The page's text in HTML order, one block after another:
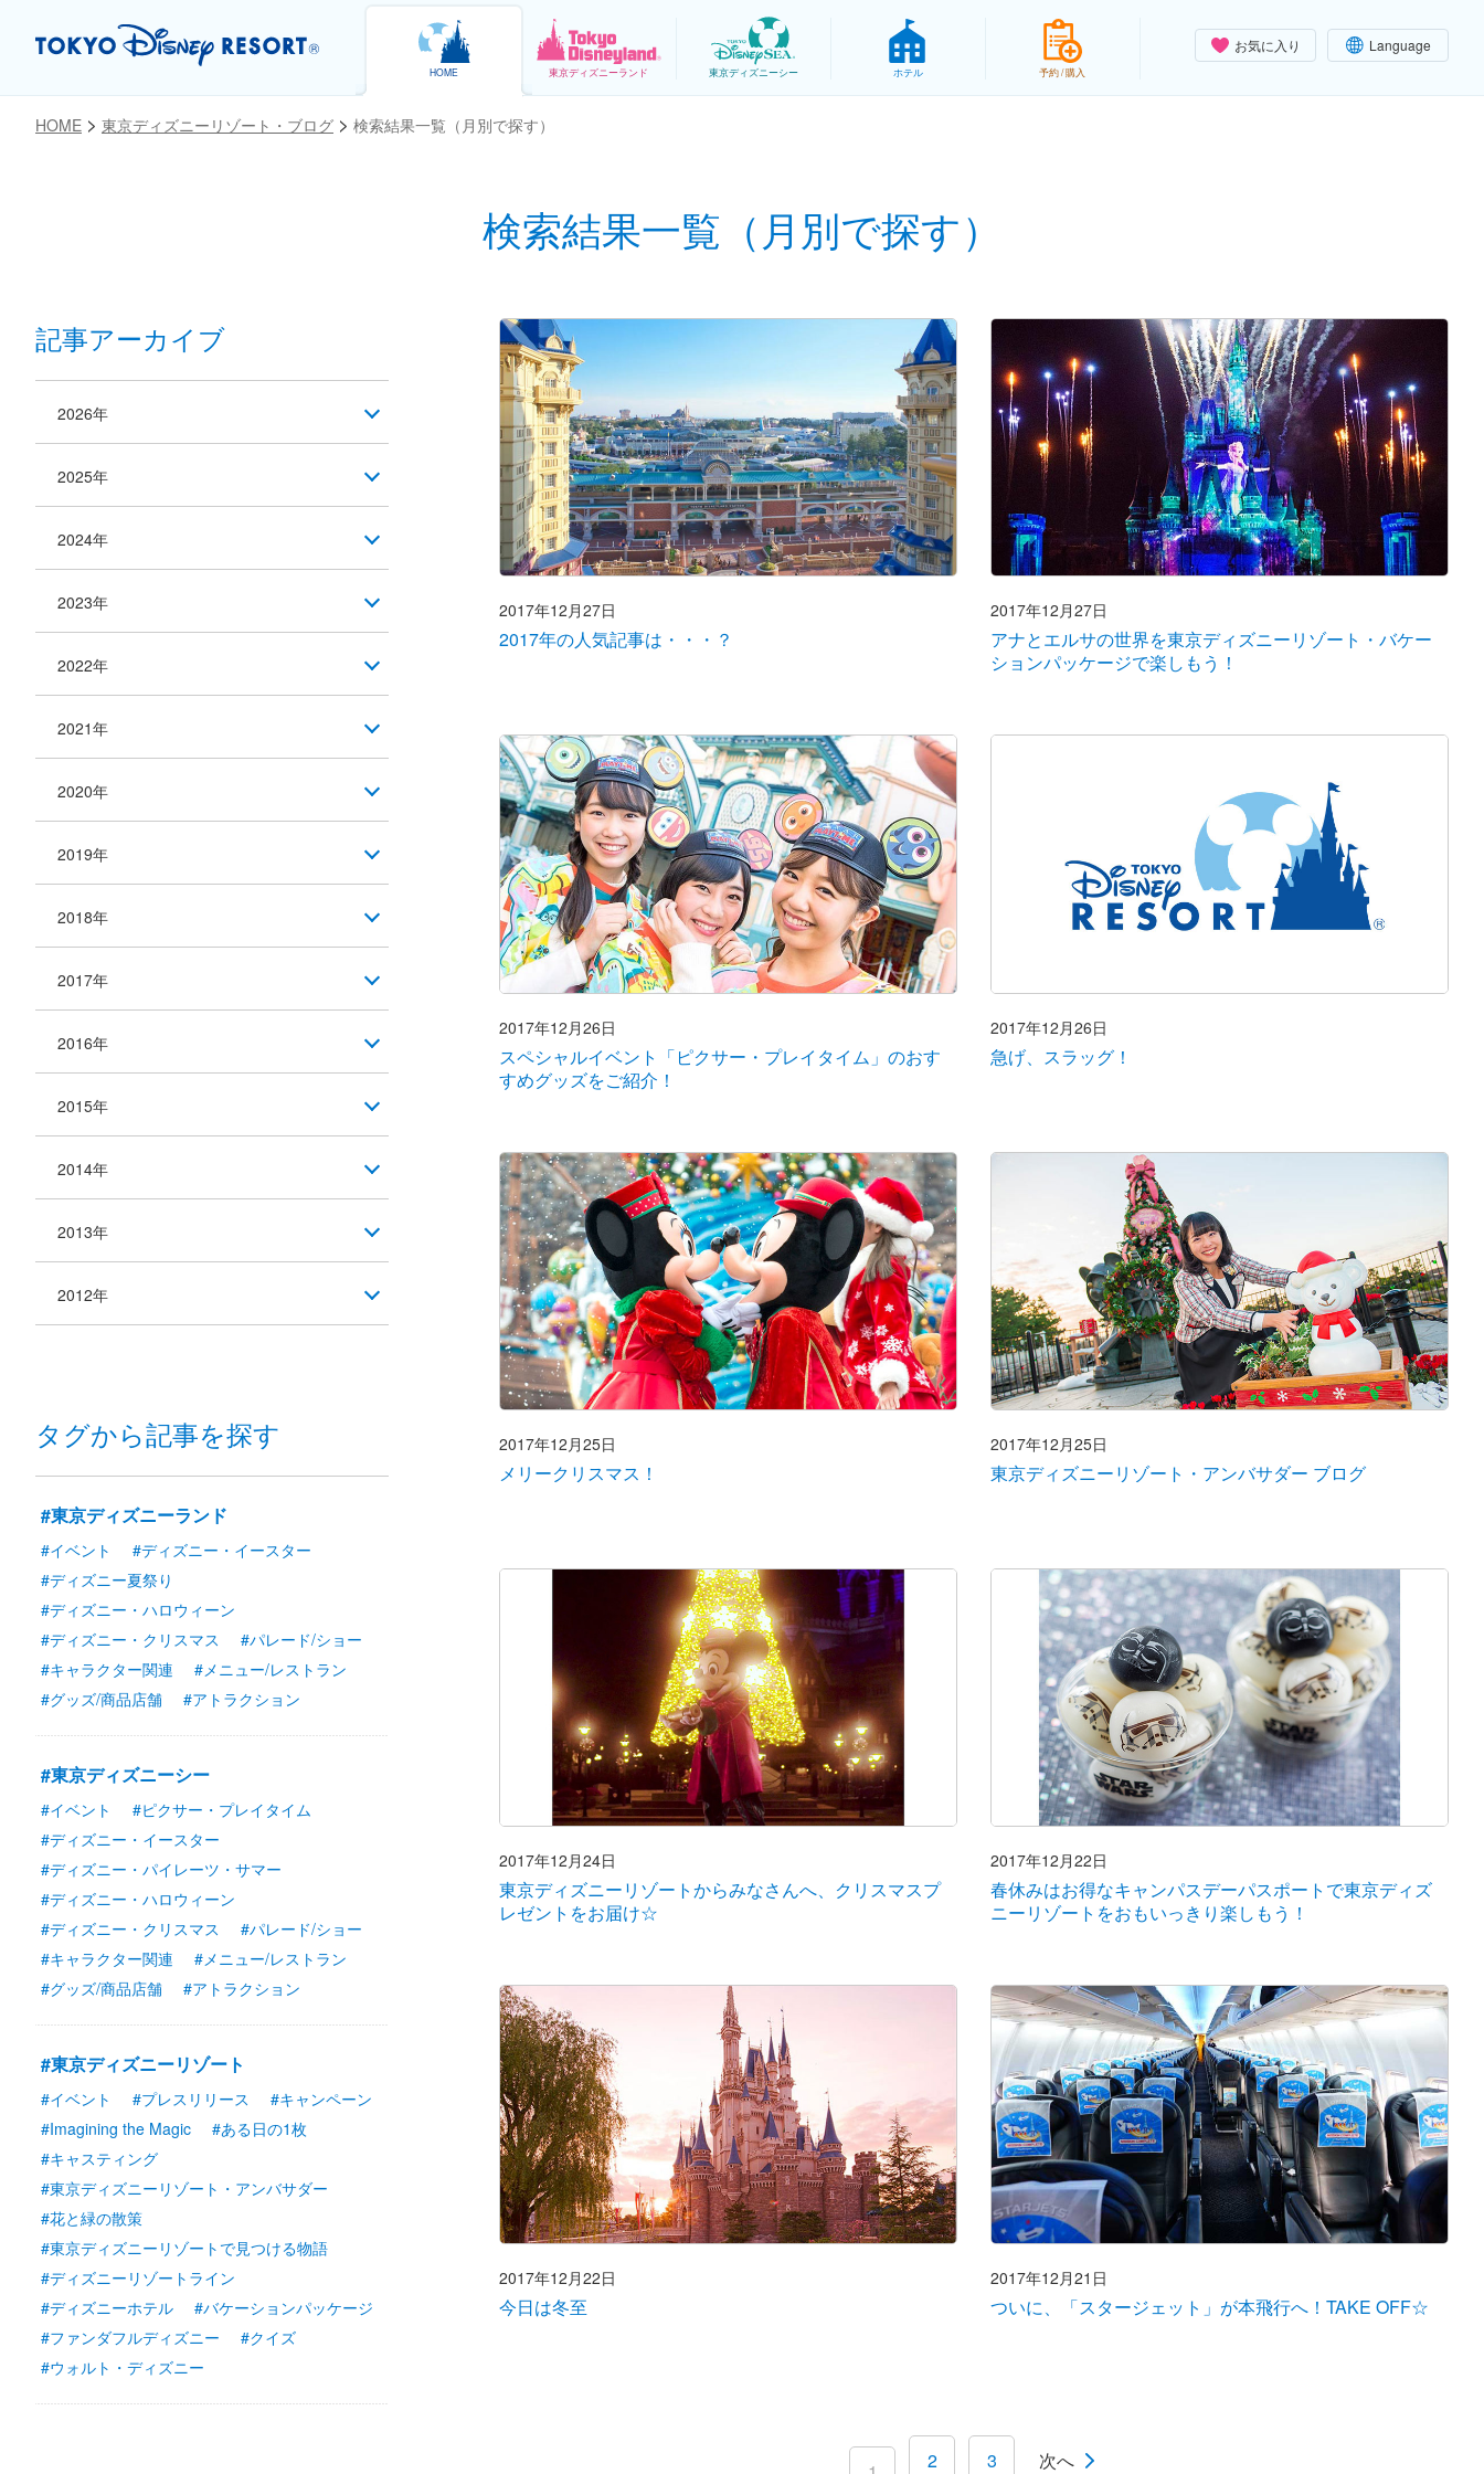
お気に入り Language
HOME 東京ディズニーランド 東京ディズニーシー ホテル 予約 / 購入
HOME 東京ディズニーリゾート・ブログ 検索結果一覧（月別で探す）
検索結果一覧（月別で探す）
2017年12月27日
2017年の人気記事は・・・？
2017年12月27日
アナとエルサの世界を東京ディズニーリゾート・バケー
ションパッケージで楽しもう！
2017年12月26日
スペシャルイベント「ピクサー・プレイタイム」のおす
すめグッズをご紹介！
2017年12月26日
急げ、スラッグ！
2017年12月25日
メリークリスマス！
2017年12月25日
東京ディズニーリゾート・アンバサダー ブログ
2017年12月24日
東京ディズニーリゾートからみなさんへ、クリスマスプ
レゼントをお届け☆
2017年12月22日
春休みはお得なキャンパスデーパスポートで東京ディズ
ニーリゾートをおもいっきり楽しもう！
2017年12月22日
今日は冬至
2017年12月21日
ついに、「スタージェット」が本飛行へ！TAKE OFF☆
2 3 次へ
記事アーカイブ
2026年
2025年
2024年
2023年
2022年
2021年
2020年
2019年
2018年
2017年
2016年
2015年
2014年
2013年
2012年
タグから記事を探す
#東京ディズニーランド
#イベント
#ディズニー・イースター
#ディズニー夏祭り
#ディズニー・ハロウィーン
#ディズニー・クリスマス
#パレード/ショー
#キャラクター関連
#メニュー/レストラン
#グッズ/商品店舗
#アトラクション
#東京ディズニーシー
#イベント
#ピクサー・プレイタイム
#ディズニー・イースター
#ディズニー・パイレーツ・サマー
#ディズニー・ハロウィーン
#ディズニー・クリスマス
#パレード/ショー
#キャラクター関連
#メニュー/レストラン
#グッズ/商品店舗
#アトラクション
#東京ディズニーリゾート
#イベント #プレスリリース
#キャンペーン
#Imagining the Magic
#ある日の1枚
#キャスティング
#東京ディズニーリゾート・アンバサダー
#花と緑の散策
#東京ディズニーリゾートで見つける物語
#ディズニーリゾートライン
#ディズニーホテル
#バケーションパッケージ
#ファンダフルディズニー
#クイズ
#ウォルト・ディズニー